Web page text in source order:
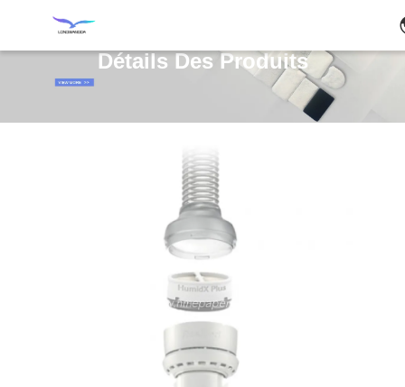
Détails Des Produits